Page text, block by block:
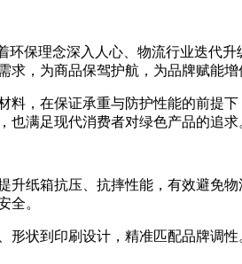
保理念深入人心、物流行业迭代升
，为商品保驾护航，为品牌赋能增
，在保证承重与防护性能的前提下
满足现代消费者对绿色产品的追求
纸箱抗压、抗摔性能，有效避免
全。
状到印刷设计，精准匹配品牌调